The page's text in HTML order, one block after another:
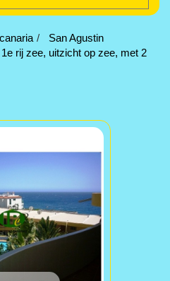
San Agustin
rij zee, uitzicht op zee, met 2